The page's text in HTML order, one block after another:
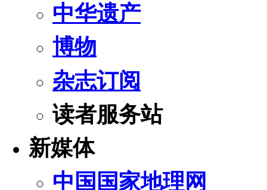
中华遗产
博物
杂志订阅
读者服务站
新媒体
中国国家地理网